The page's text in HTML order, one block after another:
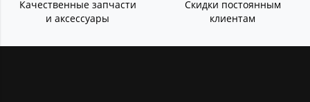
Качественные запчасти
и аксессуары
Скидки постоянным
клиентам